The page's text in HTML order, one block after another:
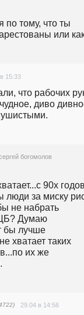
по тому, что ты
или
15:33
что рабочих
диво
богомолов
90х
люди за миску
не набрать
Думаю
бы лучше
хватает таких
их же
29.04 в 14:56